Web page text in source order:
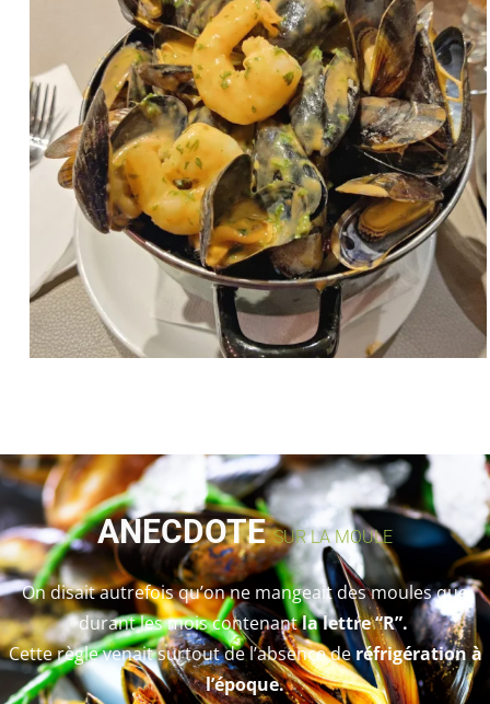
ANECDOTESUR LA MOULE
On disait autrefois qu’on ne mangeait des moules que
durant les mois contenantlalettre “R”.
Cette règle venait surtout de l’absence deréfrigération à
l’époque.